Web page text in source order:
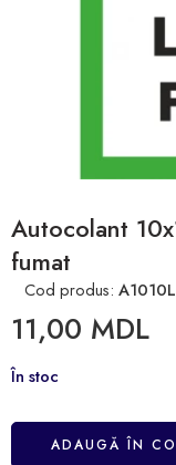
Autocolant
fumat
Cod produs:
11,00 MDL
În stoc
ADAUGĂ ÎN